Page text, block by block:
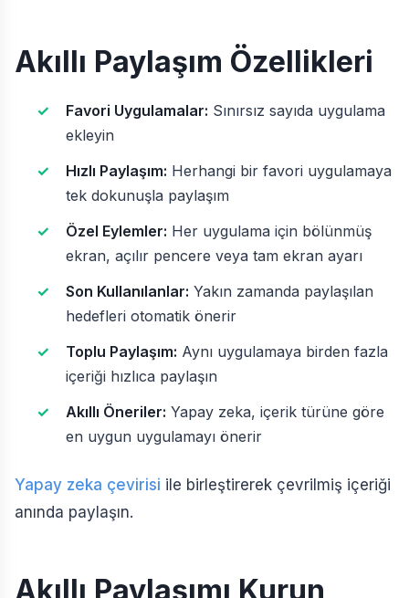
Akıllı Paylaşım Özellikleri
Favori Uygulamalar: Sınırsız sayıda uygulama
ekleyin
Hızlı Paylaşım: Herhangi bir favori uygulamaya
tek dokunuşla paylaşım
Özel Eylemler: Her uygulama için bölünmüş
ekran, açılır pencere veya tam ekran ayarı
Son Kullanılanlar: Yakın zamanda paylaşılan
hedefleri otomatik önerir
Toplu Paylaşım: Aynı uygulamaya birden fazla
içeriği hızlıca paylaşın
Akıllı Öneriler: Yapay zeka, içerik türüne göre
en uygun uygulamayı önerir
Yapay zeka çevirisi ile birleştirerek çevrilmiş içeriği
anında paylaşın.
Akıllı Paylaşımı Kurun